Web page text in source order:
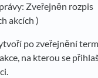
Zveřejněn rozpis
akcích )
po zveřejnění
na kterou se